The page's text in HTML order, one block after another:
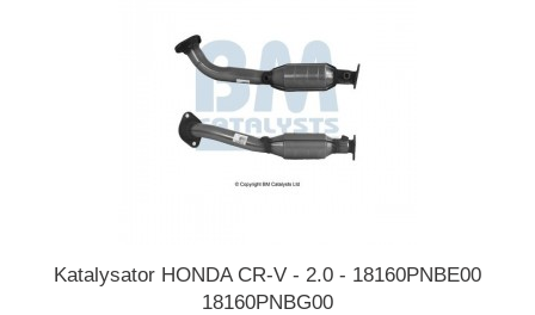
Katalysator HONDA CR-V - 2.0 - 18160PNBE00
18160PNBG00